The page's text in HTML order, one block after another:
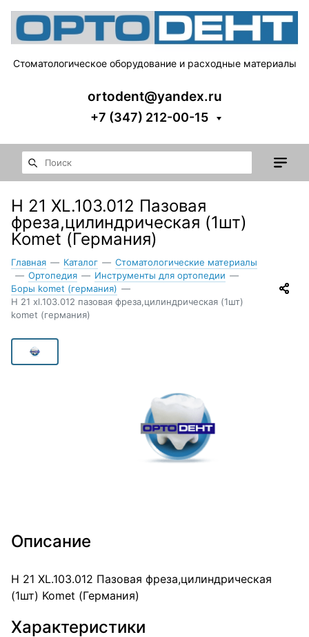
Стоматологическое оборудование и расходные материалы
ortodent@yandex.ru
+7 (347) 212-00-15
Н 21 XL.103.012 Пазовая
фреза,цилиндрическая (1шт)
Komet (Германия)
Главная — Каталог — Стоматологические материалы
— Ортопедия — Инструменты для ортопедии —
Боры komet (германия) —
Н 21 xl.103.012 пазовая фреза,цилиндрическая (1шт)
komet (германия)
Описание
Н 21 XL.103.012 Пазовая фреза,цилиндрическая
(1шт) Komet (Германия)
Характеристики